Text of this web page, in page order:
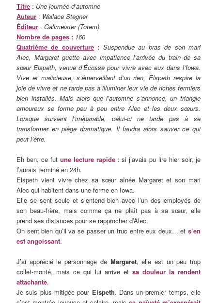
Titre : Une journée d’automne
Auteur : Wallace Stegner
Éditeur : Gallmeister (Totem)
Nombre de pages : 160
Quatrième de couverture: Suspendue au bras de son mari
Alec, Margaret guette avec impatience l’arrivée du train de sa
sœur Elspeth, venue d’Écosse pour vivre avec eux dans l’Iowa.
Vive et malicieuse, s’émerveillant d’un rien, Elspeth respire la
joie de vivre et ne tarde pas à illuminer leur vie de riches fermiers
bien installés. Mais alors que l’automne s’annonce, un triangle
amoureux se forme peu à peu entre Alec et les deux sœurs.
Lorsque survient l’irréparable, celui-ci ne tarde pas à se
transformer en piège dramatique. Il faudra alors sauver ce qui
peut l’être.
Eh ben, ce fut une lecture rapide: si j’avais pu lire hier soir, je
l’aurais terminé en 24h.
Elspeth vient vivre chez sa sœur aînée Margaret et son mari
Alec qui habitent dans une ferme en Iowa.
Elle se sent seule et s’entend bien avec l’un des employés de
son beau-frère, mais comme ça ne plaît pas à sa sœur, elle
prend ses distances pour se rapprocher d’Alec.
On sent bien qu’il va se passer un truc entre eux deux… et s’en
est angoissant.
J’ai apprécié le personnage de Margaret, elle est un peu trop
collet-monté, mais ce qui lui arrive et sa douleur la rendent
attachante.
Je suis plus mitigée pour Elspeth. Dans un premier temps, elle